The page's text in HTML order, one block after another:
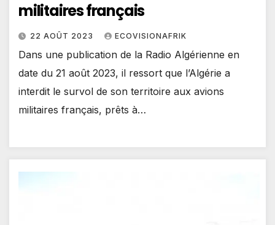
militaires français
22 AOÛT 2023 ECOVISIONAFRIK
Dans une publication de la Radio Algérienne en
date du 21 août 2023, il ressort que l’Algérie a
interdit le survol de son territoire aux avions
militaires français, prêts à…